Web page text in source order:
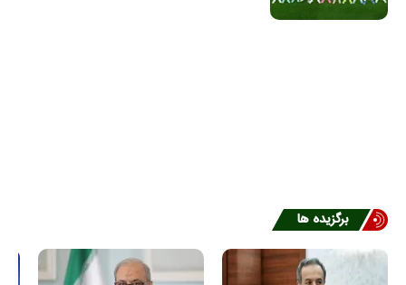
برگزیده ها